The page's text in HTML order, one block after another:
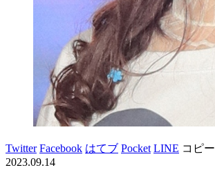
Twitter Facebook はてブ Pocket LINE コピー
2023.09.14